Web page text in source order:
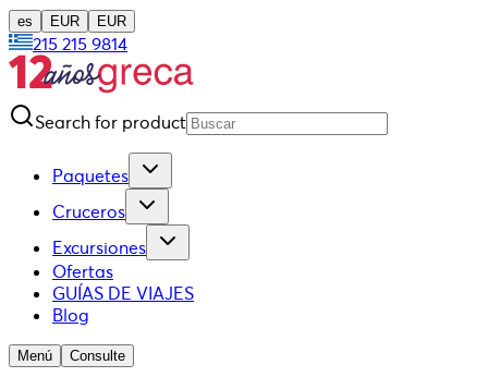
es EUR EUR
215 215 9814
Search for product
Paquetes
Cruceros
Excursiones
Ofertas
GUÍAS DE VIAJES
Blog
Menú Consulte